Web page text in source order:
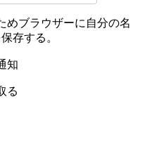
めブラウザーに自分の名
存する。
知
る